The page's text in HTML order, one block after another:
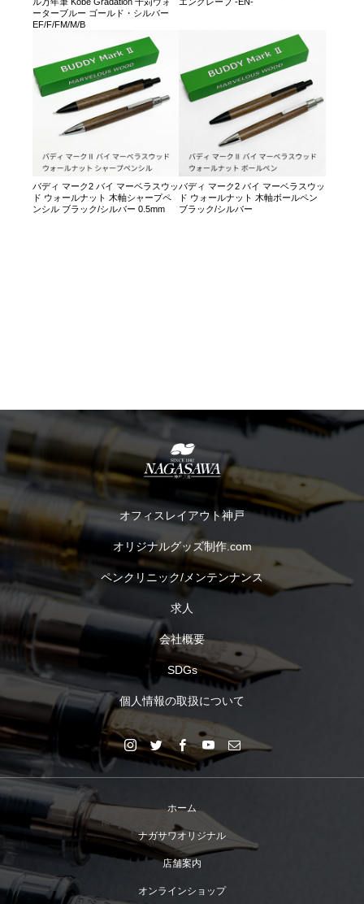
ーターブルー ゴールド・シルバー
EF/F/FM/M/B
バディ マーク2 バイ マーベラスウッ
ド ウォールナット 木軸シャープペ
ンシル ブラック/シルバー 0.5mm
バディ マーク2 バイ マーベラスウッ
ド ウォールナット 木軸ボールペン
ブラック/シルバー
オフィスレイアウト神戸
オリジナルグッズ制作.com
ペンクリニック/メンテンナンス
求人
会社概要
SDGs
個人情報の取扱について
ホーム
ナガサワオリジナル
店舗案内
オンラインショップ